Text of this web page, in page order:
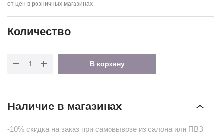
от цен в розничных магазинах
Количество
В корзину
Наличие в магазинах
-10% скидка на заказ при самовывозе из салона или ПВЗ